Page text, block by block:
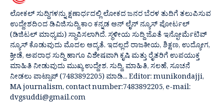
ಲೋಕಲ್ ಸುದ್ದಿಗಳನ್ನು ಕ್ಷಣಾರ್ಧದಲ್ಲಿ ಲೋಕದ ಜನರ ಬೆರಳ ತುದಿಗೆ ತಲುಪಿಸುವ
ಉದ್ದೇಶದಿಂದ ಡಿವಿಜಿಸುದ್ದಿ.ಕಾಂ ಕನ್ನಡ ಆನ್ ಲೈನ್ ನ್ಯೂಸ್ ಪೋರ್ಟಲ್
(ಡಿಜಿಟಲ್ ಮಾಧ್ಯಮ) ಸ್ಥಾಪಿಸಲಾಗಿದೆ. ಸ್ಥಳೀಯ ಸುದ್ದಿ ಜೊತೆ ಇನ್ಫೋರ್ಮೆಟಿವ್
ನ್ಯೂಸ್ ಕೊಡುವುದು ಮೊದಲ ಆದ್ಯತೆ. ಇದಲ್ಲದೆ ರಾಜಕೀಯ, ಶಿಕ್ಷಣ, ಉದ್ಯೋಗ,
ಕ್ರೀಡೆ, ಅಪರಾಧ ಸುದ್ದಿ ಹಾಗೂ ವಿಶೇಷವಾಗಿ ಕೃಷಿ ಮತ್ತು ರೈತರಿಗೆ ಉಪಯುಕ್ತ
ಮಾಹಿತಿ ನೀಡುವುದು ಮುಖ್ಯ ಉದ್ದೇಶ. ಸುದ್ದಿ, ಮಾಹಿತಿ, ಸಲಹೆ, ಸೂಚನೆ
ನೀಡಲು ವಾಟ್ಸಾಪ್ (7483892205) ಮಾಡಿ... Editor: munikondajji,
MA journalism, contact number:7483892205, e-mail:
dvgsuddi@gmail.com